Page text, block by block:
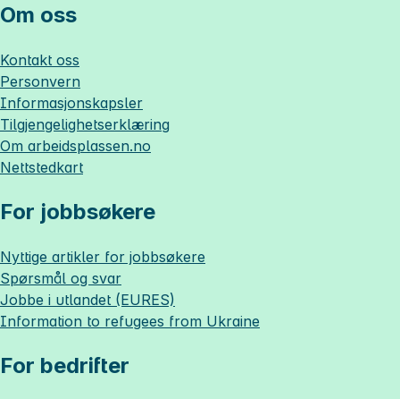
Om oss
Kontakt oss
Personvern
Informasjonskapsler
Tilgjengelighetserklæring
Om arbeidsplassen.no
Nettstedkart
For jobbsøkere
Nyttige artikler for jobbsøkere
Spørsmål og svar
Jobbe i utlandet (EURES)
Information to refugees from Ukraine
For bedrifter